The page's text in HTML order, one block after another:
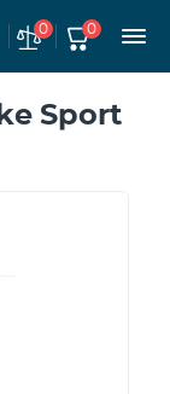
0 0
Sport